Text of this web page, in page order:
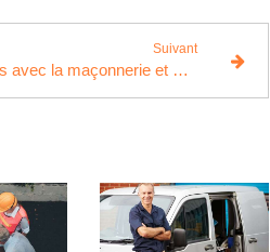
Suivant
7 problèmes avec la maçonnerie et comment y remédier